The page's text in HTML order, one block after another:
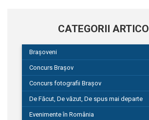
CATEGORII
Brașoveni
Concurs Brașov
Concurs fotografii Brașov
De Făcut, De văzut, De spus mai departe
149
Evenimente în România